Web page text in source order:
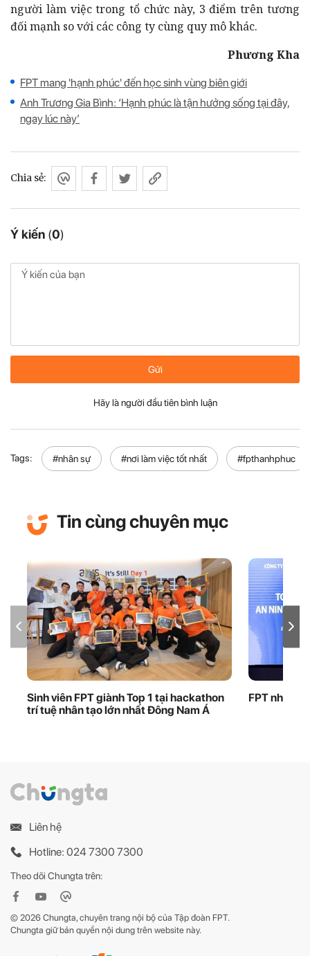
người làm việc trong tổ chức này, 3 điểm trên tương
đối mạnh so với các công ty cùng quy mô khác.
Phương Kha
FPT mang 'hạnh phúc' đến học sinh vùng biên giới
Anh Trương Gia Bình: ‘Hạnh phúc là tận hưởng sống tại đây,
ngay lúc này’
Ý kiến (0)
Chia sẻ:
Gửi
Hãy là người đầu tiên bình luận
Tags: #nhân sự #nơi làm việc tốt nhất #fpthanhphuc
Tin cùng chuyên mục
Sinh viên FPT giành Top 1 tại hackathon
trí tuệ nhân tạo lớn nhất Đông Nam Á
FPT nhận
Liên hệ
Hotline: 024 7300 7300
Theo dõi Chungta trên:
© 2026 Chungta, chuyên trang nội bộ của Tập đoàn FPT.
Chungta giữ bản quyền nội dung trên website này.